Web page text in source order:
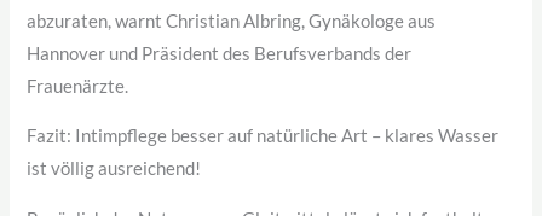
abzuraten, warnt Christian Albring, Gynäkologe aus
Hannover und Präsident des Berufsverbands der
Frauenärzte.
Fazit: Intimpflege besser auf natürliche Art – klares Wasser
ist völlig ausreichend!